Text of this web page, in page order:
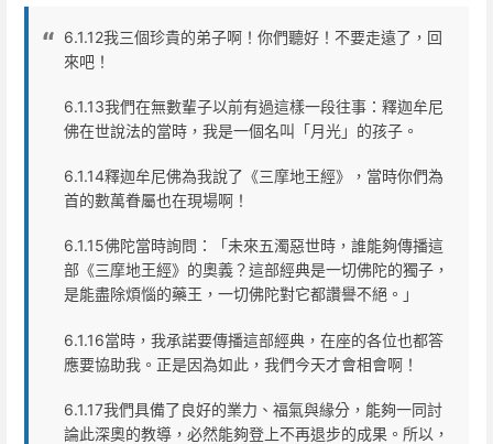
6.1.12我三個珍貴的弟子啊！你們聽好！不要走遠了，回
來吧！
6.1.13我們在無數輩子以前有過這樣一段往事：釋迦牟尼
佛在世說法的當時，我是一個名叫「月光」的孩子。
6.1.14釋迦牟尼佛為我說了《三摩地王經》，當時你們為
首的數萬眷屬也在現場啊！
6.1.15佛陀當時詢問：「未來五濁惡世時，誰能夠傳播這
部《三摩地王經》的奧義？這部經典是一切佛陀的獨子，
是能盡除煩惱的藥王，一切佛陀對它都讚譽不絕。」
6.1.16當時，我承諾要傳播這部經典，在座的各位也都答
應要協助我。正是因為如此，我們今天才會相會啊！
6.1.17我們具備了良好的業力、福氣與緣分，能夠一同討
論此深奧的教導，必然能夠登上不再退步的成果。所以，